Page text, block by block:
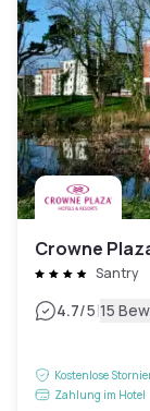
Crowne
Santry
4.7/5|15
Kostenlose
Zahlung im Hotel